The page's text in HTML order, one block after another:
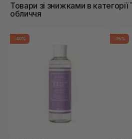
Товари зі знижками в
обличчя
-40% -35%